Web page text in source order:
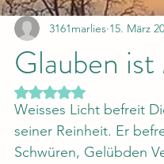
Glauben
3161marlies 15. März
Mit NaN von 5 Sternen
Weisses Licht befreit
seiner Reinheit. Er
Schwüren, Gelübden